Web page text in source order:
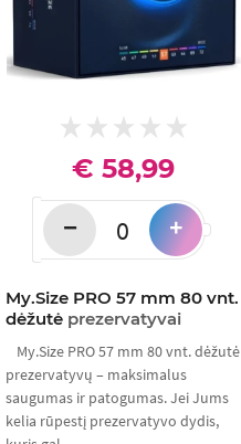
My.Size PRO 57 mm 80 vnt.
dėžutė prezervatyvai
€ 58,99
− +
My.Size PRO 57 mm 80 vnt. dėžutė
prezervatyvų – maksimalus
saugumas ir patogumas. Jei Jums
kelia rūpestį prezervatyvo dydis,